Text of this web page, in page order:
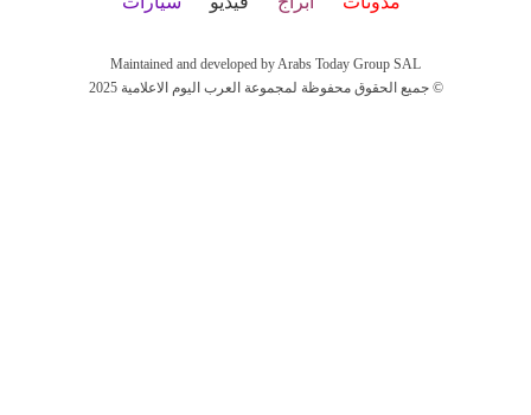
Maintained and developed by Arabs Today Group SAL
جميع الحقوق محفوظة لمجموعة العرب اليوم الاعلامية 2025 ©